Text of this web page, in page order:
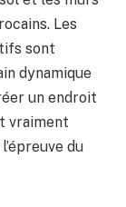
Les
sont
dynamique
un endroit
vraiment
du